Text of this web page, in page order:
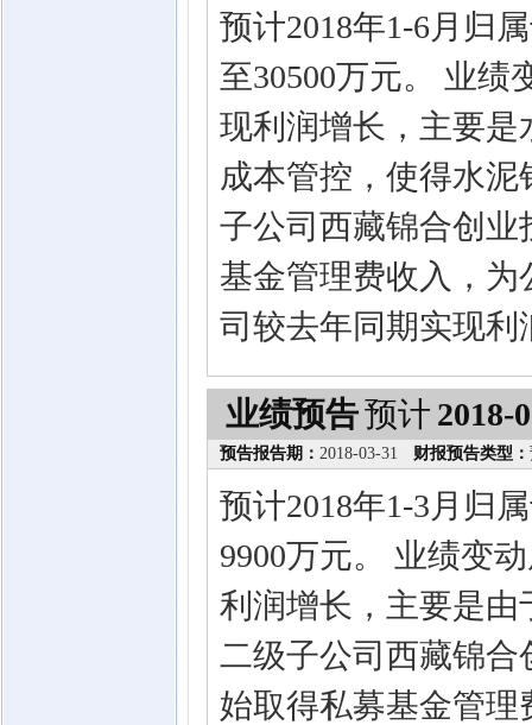
预计2018年1-6月归
至30500万元。 业绩
现利润增长，主要
成本管控，使得水
子公司西藏锦合创
基金管理费收入，
司较去年同期实现利
业绩预告预计 2018-
预告报告期： 2018-03-31 财报预告类型：
预计2018年1-3月归
9900万元。 业绩变
利润增长，主要是
二级子公司西藏锦
始取得私募基金管